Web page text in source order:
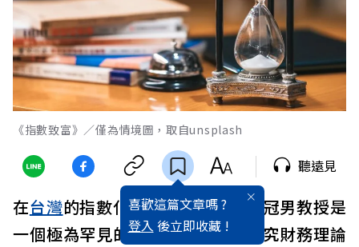
《指數致富》／僅為情境圖，取自unsplash
喜歡這篇文章嗎 ?
登入 後立即收藏 !
聽遠見
在台灣的指數化投資推廣者中，周冠男教授是
一個極為罕見的存在。他不只是研究財務理論